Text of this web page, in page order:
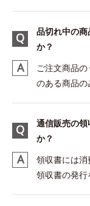
品切れ中の
か？
ご注文商品
のある商品の
通信販売の
か？
領収書には消
領収書の発行